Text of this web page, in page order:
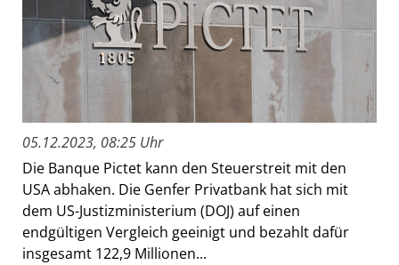
05.12.2023, 08:25 Uhr
Die Banque Pictet kann den Steuerstreit mit den
USA abhaken. Die Genfer Privatbank hat sich mit
dem US-Justizministerium (DOJ) auf einen
endgültigen Vergleich geeinigt und bezahlt dafür
insgesamt 122,9 Millionen...